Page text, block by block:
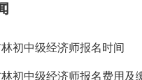
林初中级经济师报名时间
林初中级经济师报名费用及